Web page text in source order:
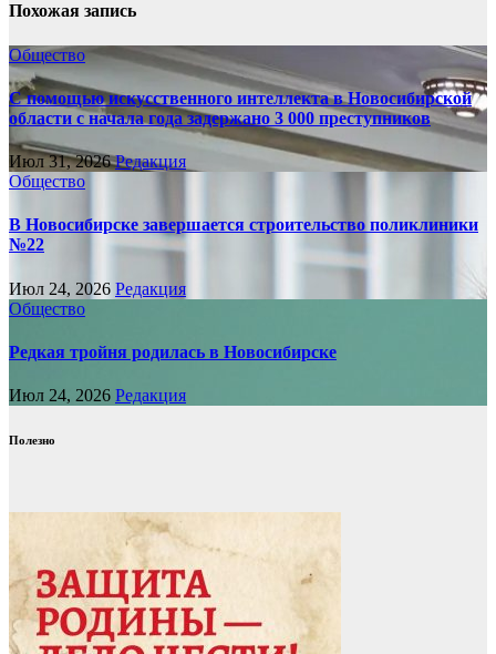
Похожая запись
Общество
С помощью искусственного интеллекта в Новосибирской
области с начала года задержано 3 000 преступников
Июл 31, 2026Редакция
Общество
В Новосибирске завершается строительство поликлиники
№22
Июл 24, 2026 Редакция
Общество
Редкая тройня родилась в Новосибирске
Июл 24, 2026 Редакция
Полезно